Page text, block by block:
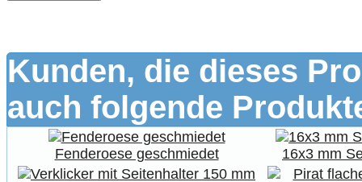
Kunden, die dieses
auch folgende
Fenderoese geschmiedet 16x3 mm